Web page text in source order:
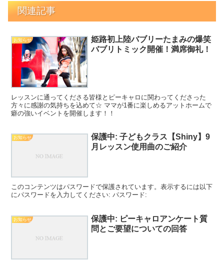
関連記事
お知らせ
姫路初上陸バブリーたまみの爆笑
バブリトミック開催！満席御礼！
レッスンに通ってくださる皆様とピーキャロに関わってくださった
方々に感謝の気持ちを込めて☆ ママが1番に楽しめるアットホームで
癖の強いイベントを開催します！！
お知らせ
保護中: 子どもクラス【Shiny】9
月レッスン使用曲のご紹介
このコンテンツはパスワードで保護されています。表示するには以下
にパスワードを入力してください: パスワード:
お知らせ
保護中: ピーキャロアンケート質
問とご要望についての回答